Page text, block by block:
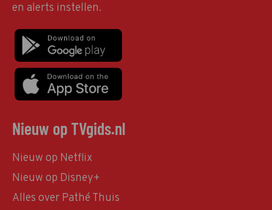
en alerts instellen.
Nieuw op TVgids.nl
Nieuw op Netflix
Nieuw op Disney+
Alles over Pathé Thuis